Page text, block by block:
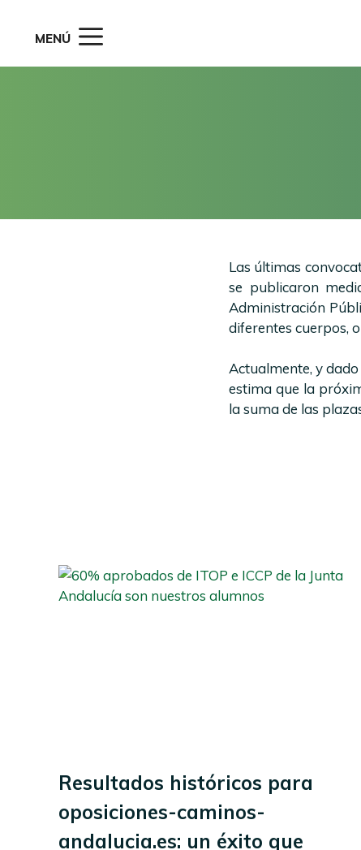
MENÚ
Las últimas
se publicaron
Administración
diferentes cuerpos,
Actualmente, y
estima que la
la suma de las
Resultados históricos para
oposiciones-caminos-
andalucia.es: un éxito que